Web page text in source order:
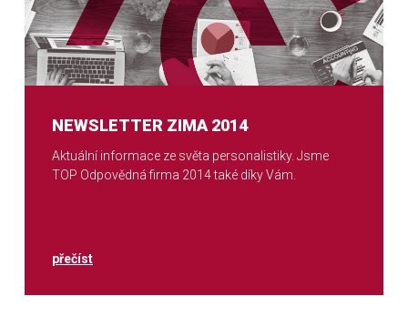
NEWSLETTER ZIMA 2014
Aktuální informace ze světa personalistiky. Jsme
TOP Odpovědná firma 2014 také díky Vám.
přečíst